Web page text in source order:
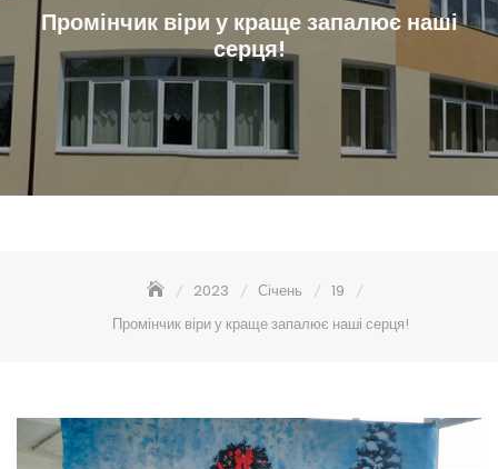
Промінчик віри у краще запалює наші
серця!
2023 Січень
19
Промінчик віри у краще запалює наші серця!